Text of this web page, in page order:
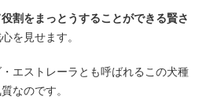
割をまっとうすることができる賢さ
を見せます。
エストレーラとも呼ばれるこの犬種
なのです。